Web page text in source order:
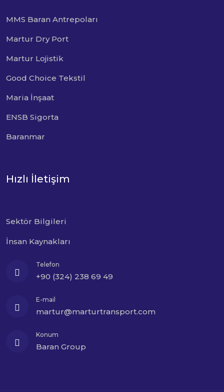
MMS Baran Antrepoları
Martur Dry Port
Martur Lojistik
Good Choice Tekstil
Maria İnşaat
ENSB Sigorta
Baranmar
Hızlı İletişim
Sektör Bilgileri
İnsan Kaynakları
Telefon
+90 (324) 238 69 49
E-mail
martur@marturtransport.com
Konum
Baran Group